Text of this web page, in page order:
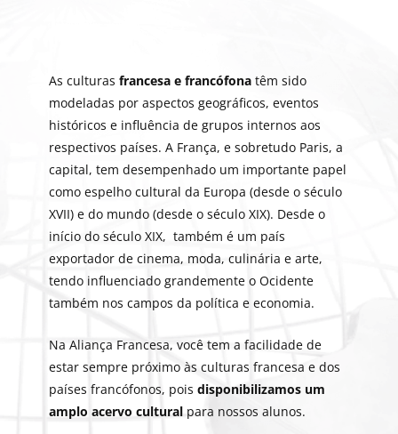
As culturas francesa e francófonatêm sido
modeladas por aspectos geográficos, eventos
históricos e influência de grupos internos aos
respectivos países. A França, e sobretudo Paris, a
capital, tem desempenhado um importante papel
como espelho cultural da Europa (desde o século
XVII) e do mundo (desde o século XIX). Desde o
início do século XIX, também é um país
exportador de cinema, moda, culinária e arte,
tendo influenciado grandemente o Ocidente
também nos campos da política e economia.
Na Aliança Francesa, você tem a facilidade de
estar sempre próximo às culturas francesa e dos
países francófonos, pois disponibilizamos um
amplo acervo culturalpara nossos alunos.